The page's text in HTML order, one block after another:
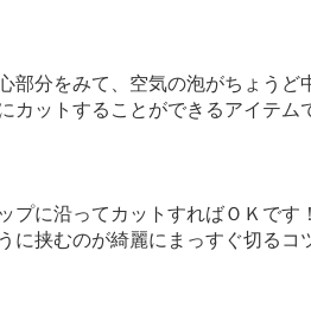
部分をみて、空気の泡がちょうど
カットすることができるアイテ
プに沿ってカットすればＯＫです
に挟むのが綺麗にまっすぐ切るコ